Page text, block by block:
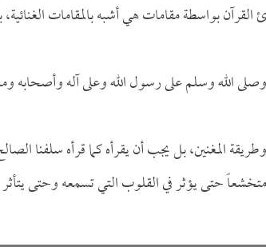
بواسطة مقامات هي أشبه بالمقامات
الله وسلم على رسول الله وعلى آله وأصحابه
وطريقة المغنين، بل يجب أن يقرأه كما قرأه سلفنا
حتى يؤثر في القلوب التي تسمعه وحتى